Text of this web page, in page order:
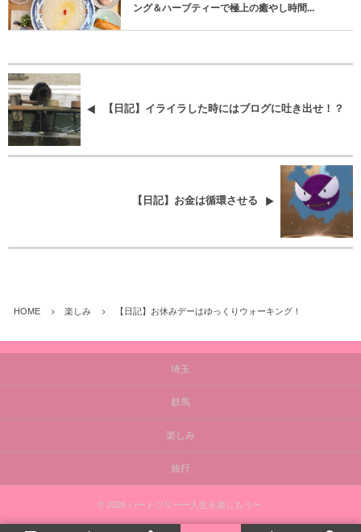
ング＆ハーブティーで極上の癒やし時間...
【日記】イライラした時にはブログに吐き出せ！？
【日記】お金は循環させる
HOME 楽しみ 【日記】お休みデーはゆっくりウォーキング！
埼玉
群馬
楽しみ
旅行
© 2026 ハートツリー〜人生を楽しもう〜.